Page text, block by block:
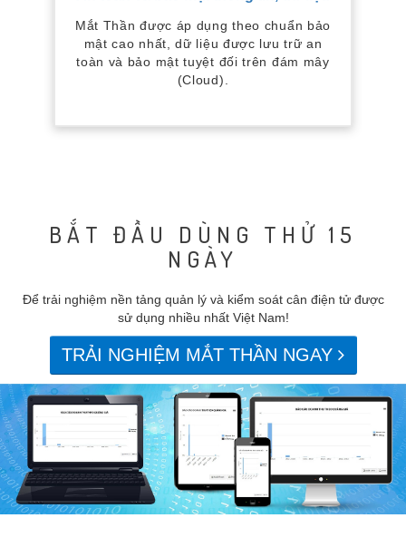
Mắt Thần được áp dụng theo chuẩn bảo
mật cao nhất, dữ liệu được lưu trữ an
toàn và bảo mật tuyệt đối trên đám mây
(Cloud).
BẮT ĐẦU DÙNG THỬ 15
NGÀY
Để trải nghiệm nền tảng quản lý và kiểm soát cân điện tử được
sử dụng nhiều nhất Việt Nam!
TRẢI NGHIỆM MẮT THẦN NGAY